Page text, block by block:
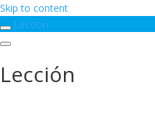
Skip to content
Lección
Lección